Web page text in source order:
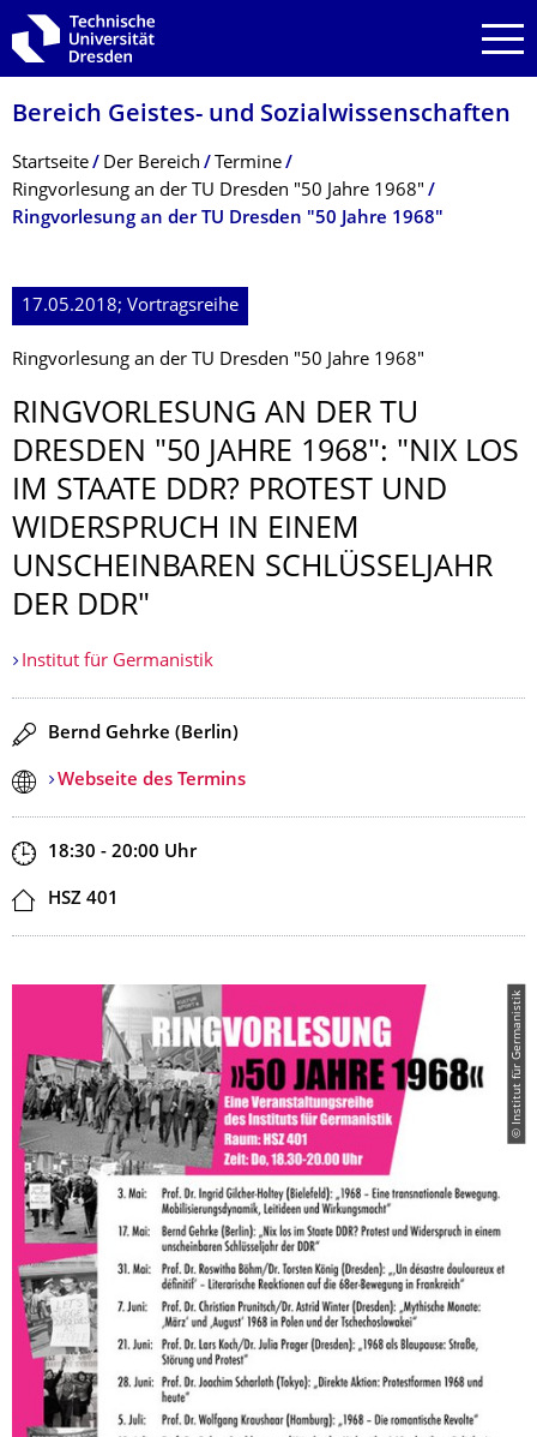
Zur Hauptnavigation springen
Zur Suche springen
Zum Inhalt springen
Bereich Geistes- und Sozialwissenschaf­ten
Breadcrumb-Menü
Startseite Der Bereich
Termine
Ringvorlesung an der TU Dresden "50 Jahre 1968"
Ringvorlesung an der TU Dresden "50 Jahre 1968"
17.05.2018; Vortragsreihe
Ringvorlesung an der TU Dresden "50 Jahre 1968"
RINGVORLESUNG AN DER TU
DRESDEN "50 JAHRE 1968": "NIX LOS
IM STAATE DDR? PROTEST UND
WIDERSPRUCH IN EINEM
UNSCHEINBAREN SCHLÜSSELJAHR
DER DDR"
Institut für Germanistik
Redner
Bernd Gehrke (Berlin)
Webseite des Termins
Zeit
18:30 - 20:00 Uhr
Ort
HSZ 401
© Institut für Germanistik